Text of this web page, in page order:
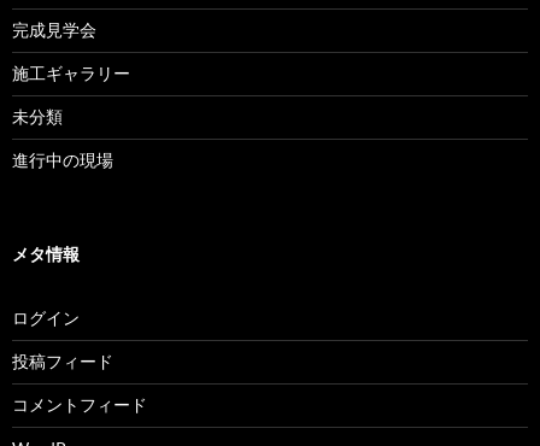
完成見学会
施工ギャラリー
未分類
進行中の現場
メタ情報
ログイン
投稿フィード
コメントフィード